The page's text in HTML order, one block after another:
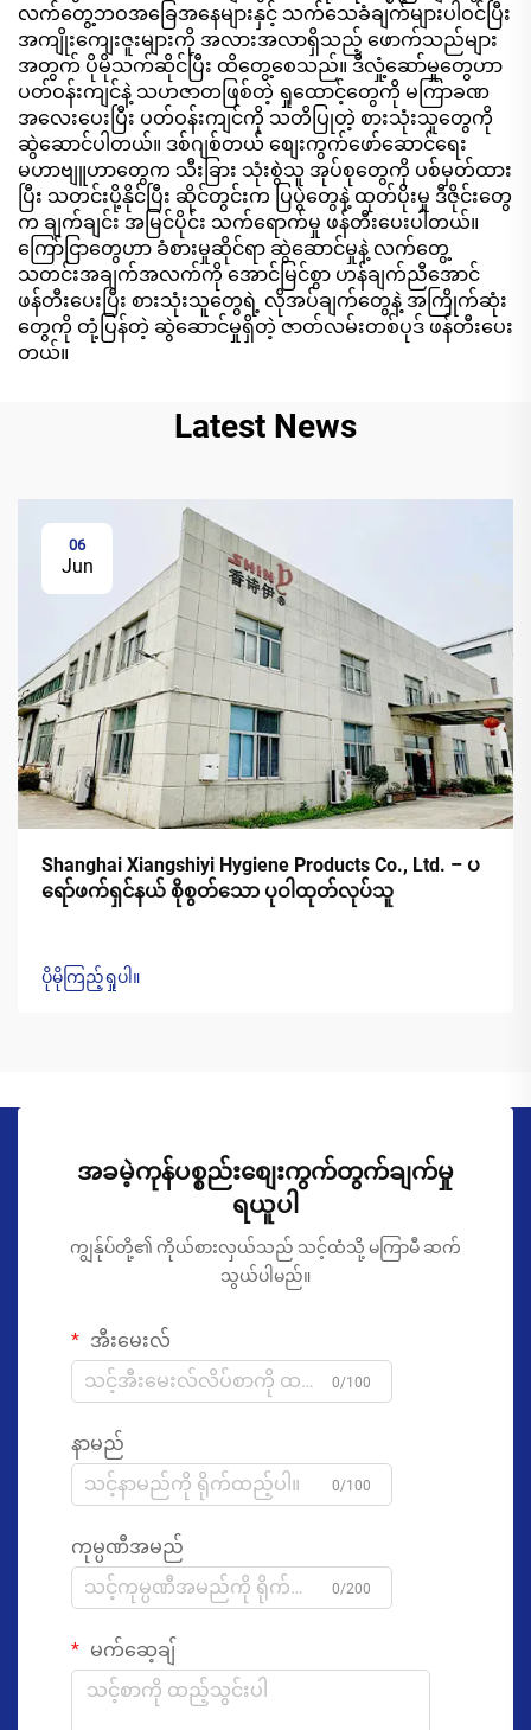
လက်တွေ့ဘဝအခြေအနေများနှင့် သက်သေခံချက်များပါဝင်ပြီး
အကျိုးကျေးဇူးများကို အလားအလာရှိသည့် ဖောက်သည်များ
အတွက် ပိုမိုသက်ဆိုင်ပြီး ထိတွေ့စေသည်။ ဒီလှုံ့ဆော်မှုတွေဟာ
ပတ်ဝန်းကျင်နဲ့ သဟဇာတဖြစ်တဲ့ ရှုထောင့်တွေကို မကြာခဏ
အလေးပေးပြီး ပတ်ဝန်းကျင်ကို သတိပြုတဲ့ စားသုံးသူတွေကို
ဆွဲဆောင်ပါတယ်။ ဒစ်ဂျစ်တယ် စျေးကွက်ဖော်ဆောင်ရေး
မဟာဗျူဟာတွေက သီးခြား သုံးစွဲသူ အုပ်စုတွေကို ပစ်မှတ်ထား
ပြီး သတင်းပို့နိုင်ပြီး ဆိုင်တွင်းက ပြပွဲတွေနဲ့ ထုတ်ပိုးမှု ဒီဇိုင်းတွေ
က ချက်ချင်း အမြင်ပိုင်း သက်ရောက်မှု ဖန်တီးပေးပါတယ်။
ကြော်ငြာတွေဟာ ခံစားမှုဆိုင်ရာ ဆွဲဆောင်မှုနဲ့ လက်တွေ့
သတင်းအချက်အလက်ကို အောင်မြင်စွာ ဟန်ချက်ညီအောင်
ဖန်တီးပေးပြီး စားသုံးသူတွေရဲ့ လိုအပ်ချက်တွေနဲ့ အကြိုက်ဆုံး
တွေကို တုံ့ပြန်တဲ့ ဆွဲဆောင်မှုရှိတဲ့ ဇာတ်လမ်းတစ်ပုဒ် ဖန်တီးပေး
တယ်။
Latest News
06
Jun
Shanghai Xiangshiyi Hygiene Products Co., Ltd. – ပ
ရော်ဖက်ရှင်နယ် စိုစွတ်သော ပုဝါထုတ်လုပ်သူ
ပိုမိုကြည့်ရှုပါ။
အခမဲ့ကုန်ပစ္စည်းစျေးကွက်တွက်ချက်မှု
ရယူပါ
ကျွန်ုပ်တို့၏ ကိုယ်စားလှယ်သည် သင့်ထံသို့ မကြာမီ ဆက်
သွယ်ပါမည်။
အီးမေးလ်
0/100
နာမည်
0/100
ကုမ္ပဏီအမည်
0/200
မက်ဆေ့ချ်